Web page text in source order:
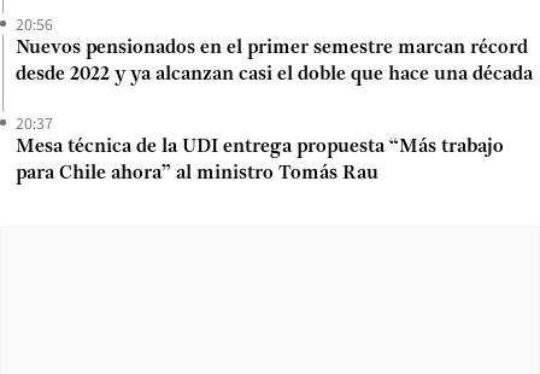
20:56
Nuevos pensionados en el primer semestre marcan récord
desde 2022 y ya alcanzan casi el doble que hace una década
20:37
Mesa técnica de la UDI entrega propuesta “Más trabajo
para Chile ahora” al ministro Tomás Rau